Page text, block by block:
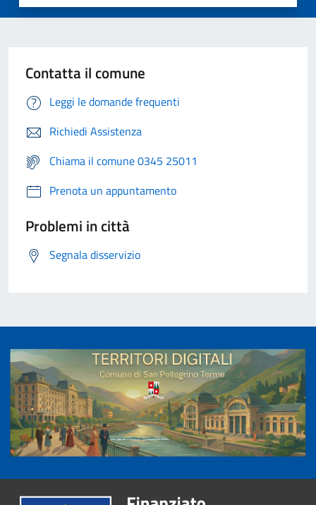
Contatta il comune
Leggi le domande frequenti
Richiedi Assistenza
Chiama il comune 0345 25011
Prenota un appuntamento
Problemi in città
Segnala disservizio